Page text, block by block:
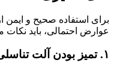
برای استفاده صحیح و ایمن
عوارض احتمالی، باید نکات
۱. تمیز بودن آلت تناسلی